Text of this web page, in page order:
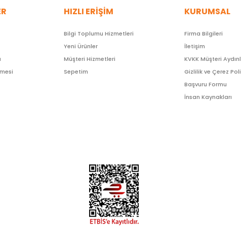
HIZLI ERİŞİM
Bilgi Toplumu Hizmetleri
Yeni Ürünler
Müşteri Hizmetleri
Sepetim
KURUMSAL
Firma Bilgileri
İletişim
KVKK Müşteri
Gizlilik ve Çerez
Başvuru Formu
İnsan Kaynakları